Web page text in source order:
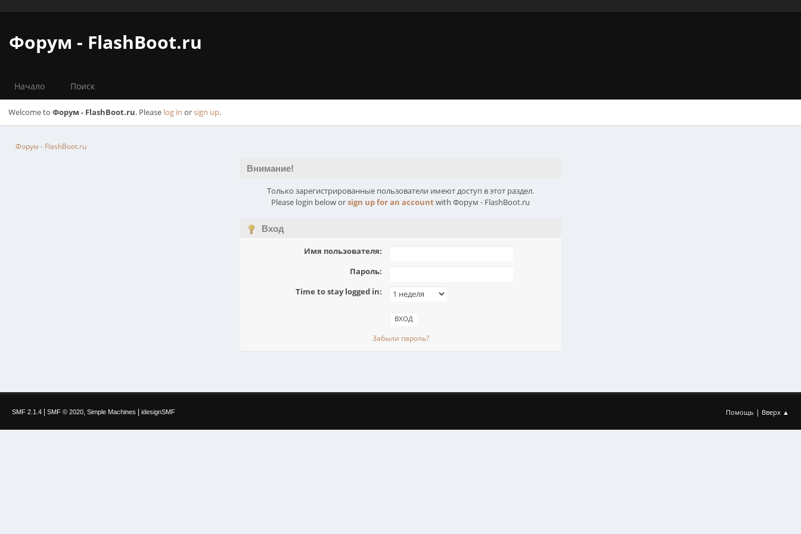
Форум - FlashBoot.ru
Начало Поиск
Welcome to Форум - FlashBoot.ru. Please log in orsign up.
Форум - FlashBoot.ru
Внимание!
Только зарегистрированные пользователи имеют доступ в этот раздел.
Please login below orsign up for an accountwith Форум - FlashBoot.ru
Вход
Имя пользователя:
Пароль:
Time to stay logged in:
Забыли пароль?
Помощь | Вверх ▲
SMF 2.1.4 SMF © 2020, Simple Machines idesignSMF